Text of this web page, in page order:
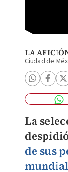
LA
Ciudad de
La
de sus